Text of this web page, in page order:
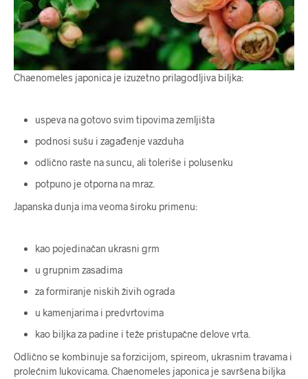
Chaenomeles japonica je izuzetno prilagodljiva biljka:
uspeva na gotovo svim tipovima zemljišta
podnosi sušu i zagađenje vazduha
odlično raste na suncu, ali toleriše i polusenku
potpuno je otporna na mraz.
Japanska dunja ima veoma široku primenu:
kao pojedinačan ukrasni grm
u grupnim zasadima
za formiranje niskih živih ograda
u kamenjarima i predvrtovima
kao biljka za padine i teže pristupačne delove vrta.
Odlično se kombinuje sa forzicijom, spireom, ukrasnim travama i
prolećnim lukovicama. Chaenomeles japonica je savršena biljka